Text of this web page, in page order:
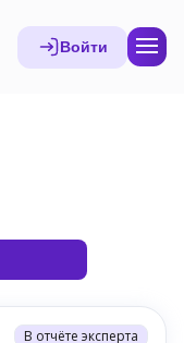
Войти
В отчёте эксперта